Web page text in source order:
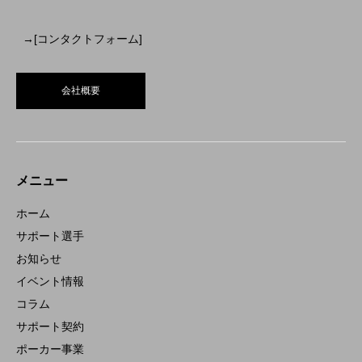
→[コンタクトフォーム]
会社概要
メニュー
ホーム
サポート選手
お知らせ
イベント情報
コラム
サポート契約
ポーカー事業